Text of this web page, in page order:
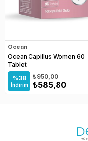
Ocean
Ocean Capillus Women 60
Tablet
%38
İndirim ₺585,80
₺950,00